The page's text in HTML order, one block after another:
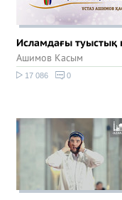
Исламдағы туыстық
Ашимов Касым
17 086 0